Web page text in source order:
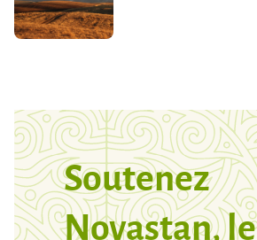
Soutenez
Novastan, le